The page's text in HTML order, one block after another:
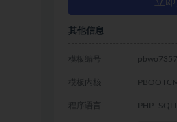
其他信息
模板编号
模板内核
程序语言